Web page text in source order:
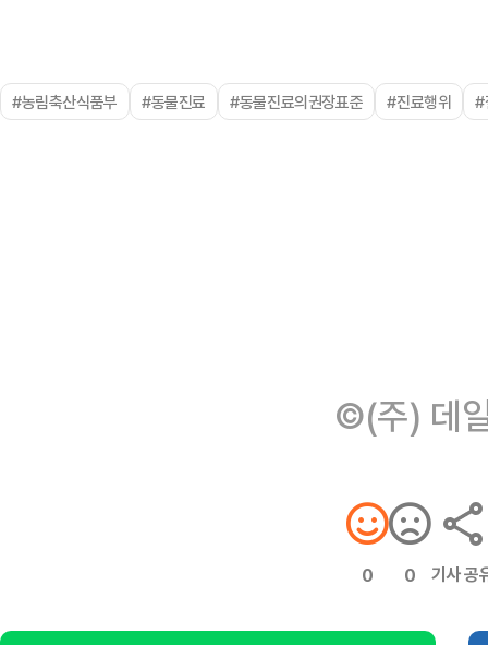
#농림축산식품부 #동물진료 #동물진료의권장표준 #진료행위 #
©(주) 데
0 0 기사 공